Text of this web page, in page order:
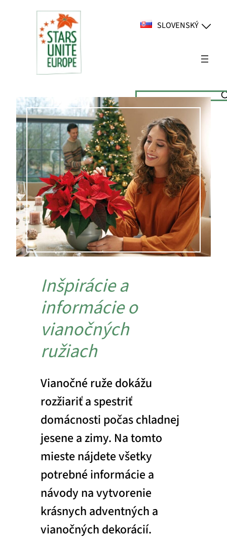
SLOVENSKÝ
Suchen
Inšpirácie a
informácie o
vianočných
ružiach
Vianočné ruže dokážu
rozžiariť a spestriť
domácnosti počas chladnej
jesene a zimy. Na tomto
mieste nájdete všetky
potrebné informácie a
návody na vytvorenie
krásnych adventných a
vianočných dekorácií.